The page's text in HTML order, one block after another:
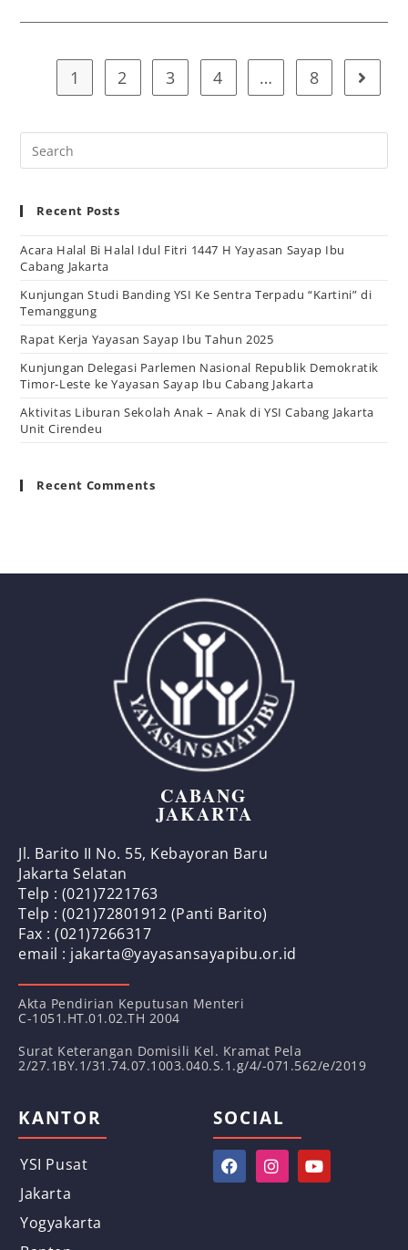
1 2 3 4 … 8
Recent Posts
Acara Halal Bi Halal Idul Fitri 1447 H Yayasan Sayap Ibu
Cabang Jakarta
Kunjungan Studi Banding YSI Ke Sentra Terpadu “Kartini” di
Temanggung
Rapat Kerja Yayasan Sayap Ibu Tahun 2025
Kunjungan Delegasi Parlemen Nasional Republik Demokratik
Timor-Leste ke Yayasan Sayap Ibu Cabang Jakarta
Aktivitas Liburan Sekolah Anak – Anak di YSI Cabang Jakarta
Unit Cirendeu
Recent Comments
CABANG
JAKARTA
Jl. Barito II No. 55, Kebayoran Baru
Jakarta Selatan
Telp : (021)7221763
Telp : (021)72801912 (Panti Barito)
Fax : (021)7266317
email : jakarta@yayasansayapibu.or.id
Akta Pendirian Keputusan Menteri
C-1051.HT.01.02.TH 2004
Surat Keterangan Domisili Kel. Kramat Pela
2/27.1BY.1/31.74.07.1003.040.S.1.g/4/-071.562/e/2019
KANTOR
YSI Pusat
Jakarta
Yogyakarta
SOCIAL